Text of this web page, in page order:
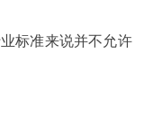
标准来说并不允许